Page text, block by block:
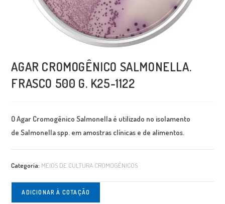
AGAR CROMOGÊNICO SALMONELLA.
FRASCO 500 G. K25-1122
O Agar CromogênicoSalmonella é utilizado no isolamento
deSalmonella spp. em amostras clínicas e de alimentos.
Categoria: MEIOS DE CULTURA CROMOGÊNICOS
ADICIONAR À COTAÇÃO